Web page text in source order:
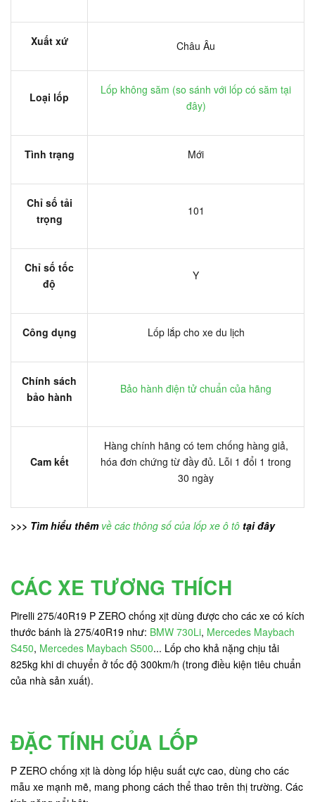
Xuất xứ Châu Âu
Loại lốp
Lốp không săm (so sánh với lốp có săm tại
đây)
Tình trạng Mới
Chỉ số tải
trọng
101
Chỉ số tốc
độ
Y
Công dụng Lốp lắp cho xe du lịch
Chính sách
bảo hành
Bảo hành điện tử chuẩn của hãng
Cam kết
Hàng chính hãng có tem chống hàng giả,
hóa đơn chứng từ đầy đủ. Lỗi 1 đổi 1 trong
30 ngày
>>> Tìm hiểu thêm về các thông số của lốp xe ô tô tại đây
CÁC XE TƯƠNG THÍCH
Pirelli 275/40R19 P ZERO chống xịt dùng được cho các xe có kích
thước bánh là 275/40R19 như: BMW 730Li, Mercedes Maybach
S450, Mercedes Maybach S500... Lốp cho khả nặng chịu tải
825kg khi di chuyển ở tốc độ 300km/h (trong điều kiện tiêu chuẩn
của nhà sản xuất).
ĐẶC TÍNH CỦA LỐP
P ZERO chống xịt là dòng lốp hiệu suất cực cao, dùng cho các
mẫu xe mạnh mẽ, mang phong cách thể thao trên thị trường. Các